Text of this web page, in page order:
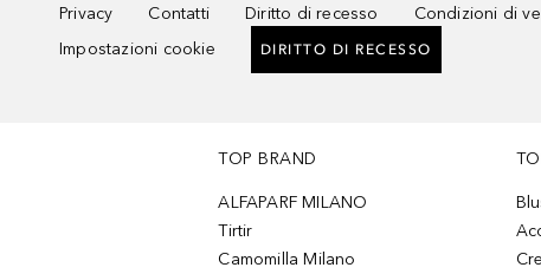
Privacy Contatti Diritto di recesso Condizioni di
Impostazioni cookie
DIRITTO DI RECESSO
TOP BRAND
ALFAPARF MILANO
Tirtir
Camomilla Milano